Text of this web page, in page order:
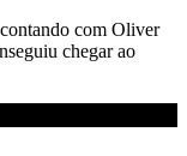
com Oliver
chegar ao